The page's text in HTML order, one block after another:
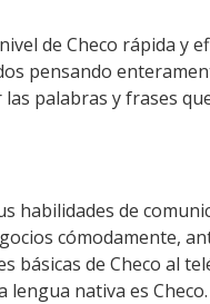
de Checo rápida y
pensando
palabras y frases
habilidades de
cómodamente,
básicas de Checo al
lengua nativa es Checo.